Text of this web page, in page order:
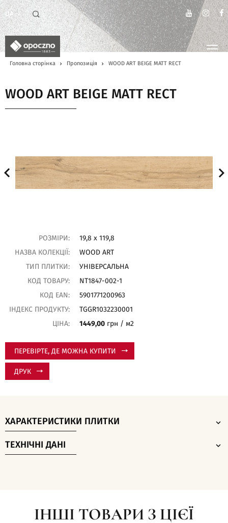
UA
Головна сторінка Пропозиція WOOD ART BEIGE MATT RECT
WOOD ART BEIGE MATT RECT
РОЗМІРИ:
19,8 x 119,8
НАЗВА КОЛЕКЦІЇ:
WOOD ART
ТИП ПЛИТКИ:
УНІВЕРСАЛЬНА
КОД ТОВАРУ:
NT1847-002-1
КОД EAN:
5901771200963
ІНДЕКС ПРОДУКТУ:
TGGR1032230001
ЦІНА:
1449,00 грн / м2
ПЕРЕВІРТЕ, ДЕ МОЖНА КУПИТИ
ДРУК
ХАРАКТЕРИСТИКИ ПЛИТКИ
ТЕХНІЧНІ ДАНІ
ІНШІ ТОВАРИ З ЦІЄЇ